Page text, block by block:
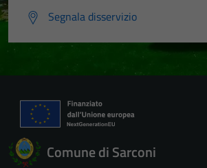
Segnala disservizio
Comune di Sarconi